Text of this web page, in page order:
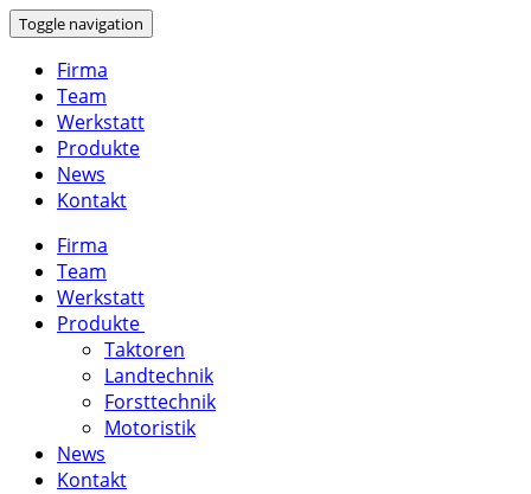
Toggle navigation
Firma
Team
Werkstatt
Produkte
News
Kontakt
Firma
Team
Werkstatt
Produkte
Taktoren
Landtechnik
Forsttechnik
Motoristik
News
Kontakt